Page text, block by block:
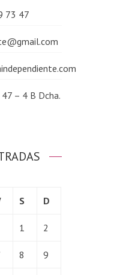
73 47
– 4 B Dcha.
S D
1 2
8 9